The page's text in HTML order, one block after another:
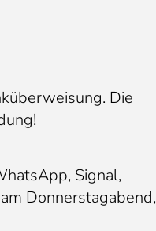
Die
Signal,
Donnerstagabend,